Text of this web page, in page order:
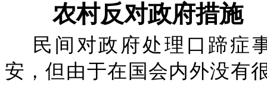
农村反对政府措施
民间对政府处理口蹄症
安，但由于在国会内外没有